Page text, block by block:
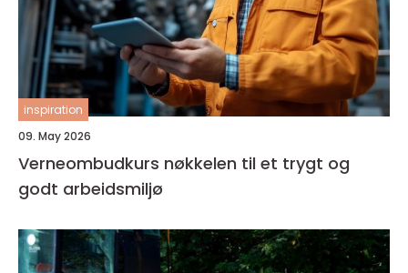
inspiration
09. May 2026
Verneombudkurs nøkkelen til et trygt og
godt arbeidsmiljø